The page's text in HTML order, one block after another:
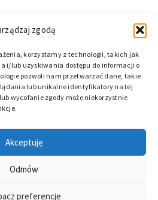
zgodą
korzystamy z technologii, takich jak
i/lub uzyskiwania dostępu do informacji o
pozwoli nam przetwarzać dane, takie
lub unikalne identyfikatory na tej
wycofanie zgody może niekorzystnie
Akceptuję
Odmów
preferencje
Wszelkie prawa zastrzeżone.
pogodę nad morzem
Sportu w Dziwnowie